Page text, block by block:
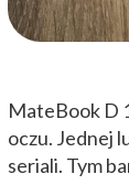
MateBook D
oczu. Jednej
seriali. Tym